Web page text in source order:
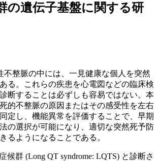
の遺伝子基盤に関する研
不整脈の中には、一見健康な個人を突然
る。これらの疾患を心電図などの臨床検
断することは必ずしも容易ではない。本
的不整脈の原因またはその感受性を左右
定し、機能異常を評価することで、早期
の選択が可能になり、適切な突然死予防
るようになることである。
候群 (Long QT syndrome: LQTS) と診断さ